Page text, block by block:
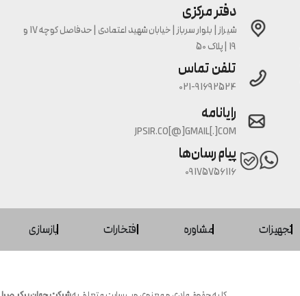
دفتر مرکزی
شیراز | بلوار سرباز | خیابان شهید اعتمادی | حدفاصل کوچه 17 و
19 | پلاک 50
تلفن تماس
021-91692524
رایانامه
JPSIR.CO[@]GMAIL[.]COM
پیام رسان‌ها
09175756116
تجهیزات مشاوره افتخارات بازسازی